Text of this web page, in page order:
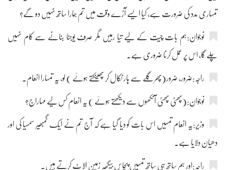
تمہاری مدد کی ضرورت ہے، کیا ایسے آڑے وقت میں تم ہمارا ساتھ نہیں دو گے؟
نوجوان:ہم بات چیت کے لیے تیا رہیں مگر صرف یوجنا بنانے سے کام نہیں
چلے گا، اس پر عمل کرنا ضروری ہے۔
راجہ:ضرور، ضرور(پھر گلے سے ہار نکال کر پھینکتے ہوئے ) لو، یہ تمہارا انعام۔
نوجوان:(پھٹی پھٹی آنکھوں سے دیکھتے ہوئے ) یہ انعام کس لیے مہاراج؟
وزیر:یہ انعام تمہیں اس بات کو دیا گیا ہے کہ آج تم نے ایک گمبھیر سمسیا کی اور
دھیان دلایا ہے۔
راجہ:اور ہم ساتھ ہی ساتھ تمہیں پچاس بیگھہ زمین الاٹ کرتے ہیں۔